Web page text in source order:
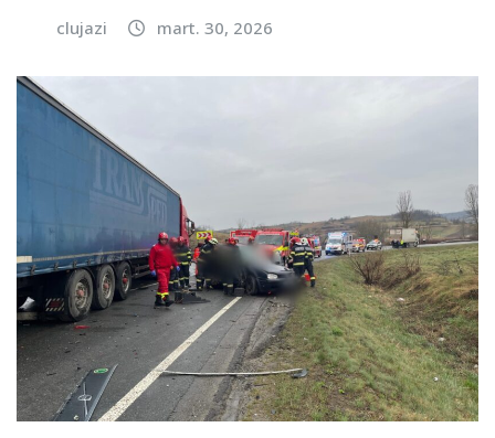
clujazi mart. 30, 2026